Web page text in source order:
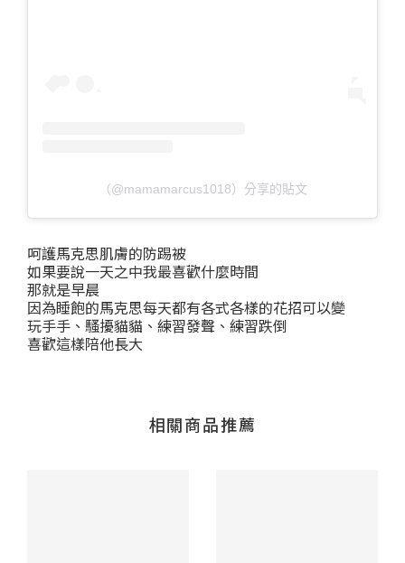
（@mamamarcus1018）分享的貼文
呵護馬克思肌膚的防踢被
如果要說一天之中我最喜歡什麼時間
那就是早晨
因為睡飽的馬克思每天都有各式各樣的花招可以變
玩手手、騷擾貓貓、練習發聲、練習跌倒
喜歡這樣陪他長大
相關商品推薦